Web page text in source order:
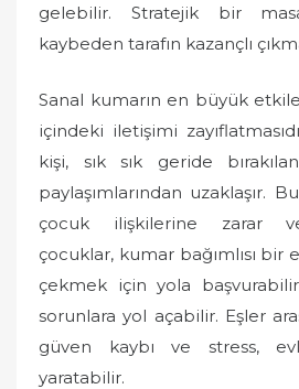
gelebilir. Stratejik bir
kaybeden tarafın kazançlı
Sanal kumarın en büyük
içindeki iletişimi
kişi, sık sık geride
paylaşımlarından uzaklaşır.
çocuk ilişkilerine zarar
çocuklar, kumar bağımlısı
çekmek için yola
sorunlara yol açabilir. Eşler
güven kaybı ve stress,
yaratabilir.